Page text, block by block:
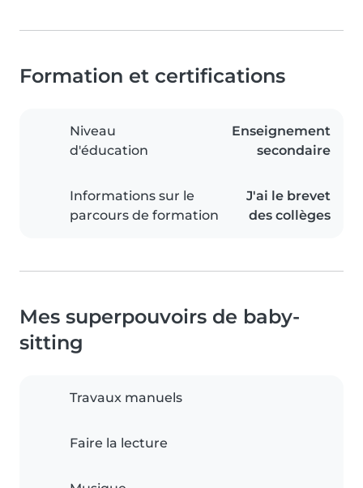
Formation et certifications
Niveau
d'éducation
Enseignement
secondaire
Informations sur le
parcours de formation
J'ai le brevet
des collèges
Mes superpouvoirs de baby-
sitting
Travaux manuels
Faire la lecture